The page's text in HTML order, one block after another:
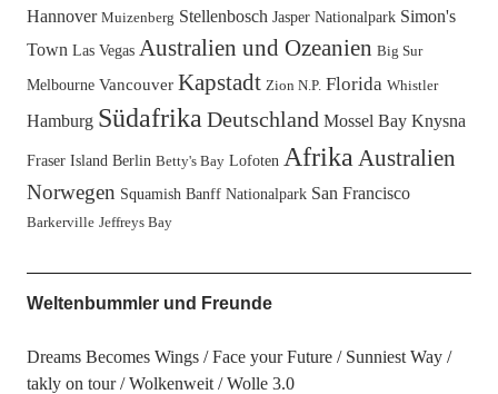
Hannover Muizenberg Stellenbosch Jasper Nationalpark Simon's
Town Las Vegas Australien und Ozeanien Big Sur
Melbourne Vancouver Kapstadt Zion N.P. Florida Whistler
Hamburg Südafrika Deutschland Mossel Bay Knysna
Fraser Island Berlin Betty's Bay Lofoten Afrika Australien
Norwegen Squamish Banff Nationalpark San Francisco
Barkerville Jeffreys Bay
Weltenbummler und Freunde
Dreams Becomes Wings Face your Future
Sunniest Way
takly on tour
Wolkenweit Wolle 3.0